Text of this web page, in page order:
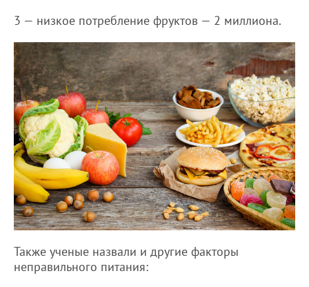
3 — низкое потребление фруктов — 2 миллиона.
Также ученые назвали и другие факторы
неправильного питания: